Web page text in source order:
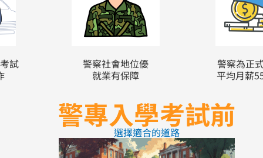
試
警察社會地位優
就業有保障
警察為正
平均月薪
警專入學考試前
選擇適合的道路